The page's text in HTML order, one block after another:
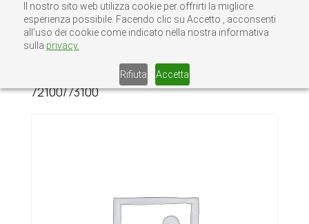
Il nostro sito web utilizza cookie per offrirti la migliore
esperienza possibile. Facendo clic su Accetto , acconsenti
all’uso dei cookie come indicato nella nostra informativa
sulla privacy.
Rifiuta Accetta
Home/Senza
/ ELETTROSERRATURA K 1A CISA
72100/73100